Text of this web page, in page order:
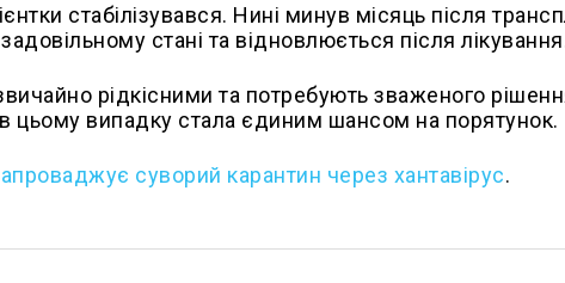
стабілізувався. Нині минув місяць після
стані та відновлюється після
рідкісними та потребують зваженого
цьому випадку стала єдиним шансом на порятунок.
суворий карантин через хантавірус.